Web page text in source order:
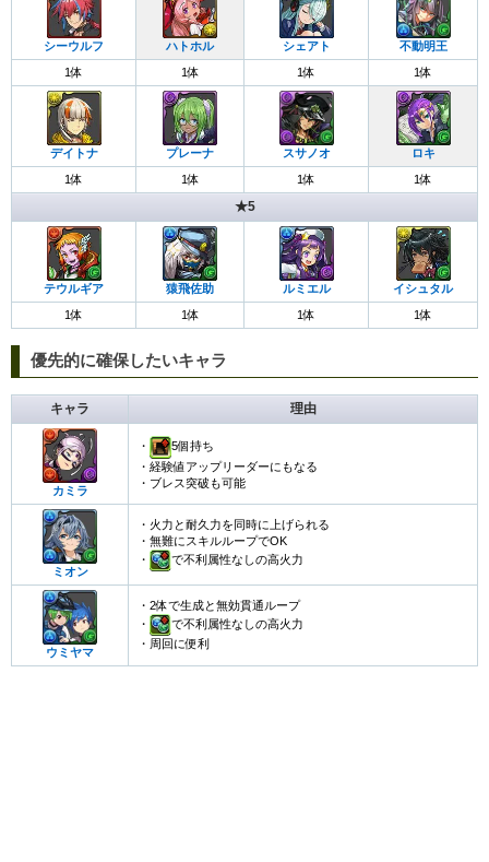
シーウルフ ハトホル シェアト
不動明王
1体
1体 1体 1体
デイトナ プレーナ スサノオ
ロキ
1体
1体 1体 1体
★5
テウルギア 猿飛佐助 ルミエル
イシュタル
1体
1体 1体 1体
優先的に確保したいキャラ
キャラ 理由
カミラ
・
5個持ち
・経験値アップリーダーにもなる
・ブレス突破も可能
ミオン
・火力と耐久力を同時に上げられる
・無難にスキルループでOK
・
で不利属性なしの高火力
ウミヤマ
・2体で生成と無効貫通ループ
・
で不利属性なしの高火力
・周回に便利